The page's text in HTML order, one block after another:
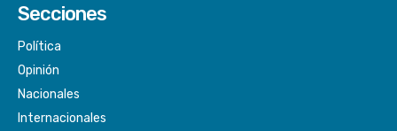
Secciones
Política
Opinión
Nacionales
Internacionales